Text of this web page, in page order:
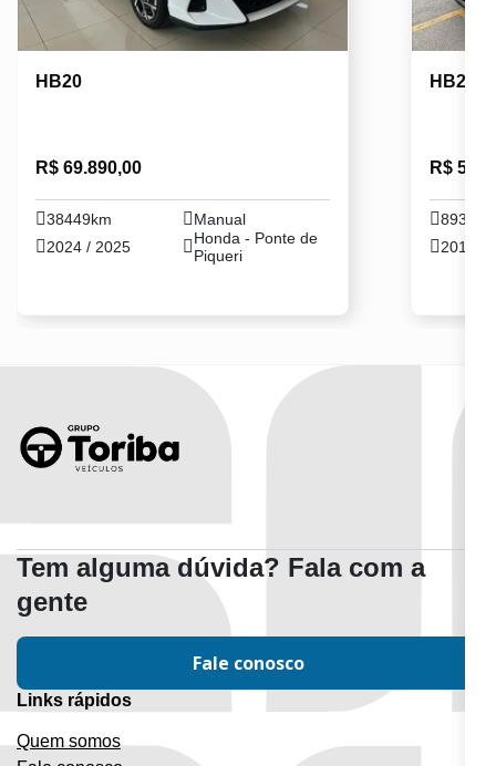
HB20
R$ 69.890,00
38449km
Manual
2024 / 2025
Honda - Ponte de
Piqueri
HB20
R$
2016 /
Tem alguma dúvida? Fala com a
gente
Fale conosco
Links rápidos
Quem somos